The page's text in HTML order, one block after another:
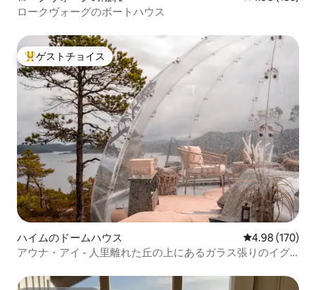
ロークヴォーグのボートハウス
大好評のゲストチョイスです。
ゲストチョイス
ハイムのドームハウス レビュー170
4.98 (170)
アウナ・アイ - 人里離れた丘の上にあるガラス張りのイグ